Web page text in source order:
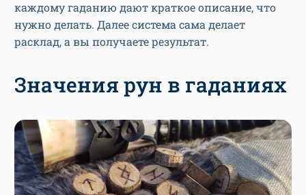
каждому гаданию дают краткое описание, что
нужно делать. Далее система сама делает
расклад, а вы получаете результат.
Значения рун в гаданиях